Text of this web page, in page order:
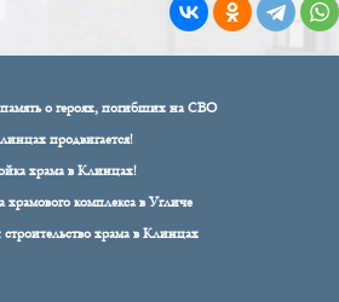
о героях, погибших на СВО
продвигается!
храма в Клинцах!
храмового комплекса в Угличе
храма в Клинцах